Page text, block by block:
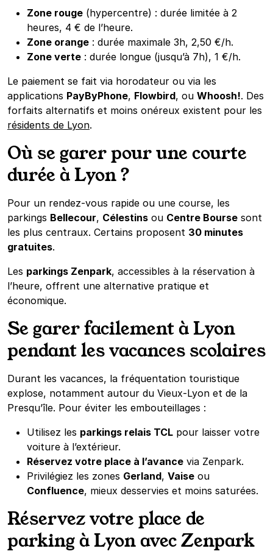
Zone rouge (hypercentre) : durée limitée à 2
heures, 4 € de l’heure.
Zone orange : durée maximale 3h, 2,50 €/h.
Zone verte : durée longue (jusqu’à 7h), 1 €/h.
Le paiement se fait via horodateur ou via les
applications PayByPhone, Flowbird, ou Whoosh!. Des
forfaits alternatifs et moins onéreux existent pour les
résidents de Lyon.
Où se garer pour une courte
durée à Lyon ?
Pour un rendez-vous rapide ou une course, les
parkings Bellecour, Célestins ou Centre Bourse sont
les plus centraux. Certains proposent 30 minutes
gratuites.
Les parkings Zenpark, accessibles à la réservation à
l’heure, offrent une alternative pratique et
économique.
Se garer facilement à Lyon
pendant les vacances scolaires
Durant les vacances, la fréquentation touristique
explose, notamment autour du Vieux-Lyon et de la
Presqu’île. Pour éviter les embouteillages :
Utilisez les parkings relais TCL pour laisser votre
voiture à l’extérieur.
Réservez votre place à l’avance via Zenpark.
Privilégiez les zones Gerland, Vaise ou
Confluence, mieux desservies et moins saturées.
Réservez votre place de
parking à Lyon avec Zenpark